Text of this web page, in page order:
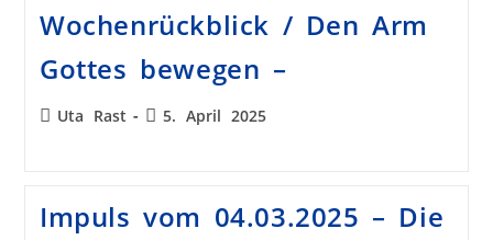
Wochenrückblick / Den Arm
Gottes bewegen –
Uta Rast 5. April 2025
Impuls vom 04.03.2025 – Die